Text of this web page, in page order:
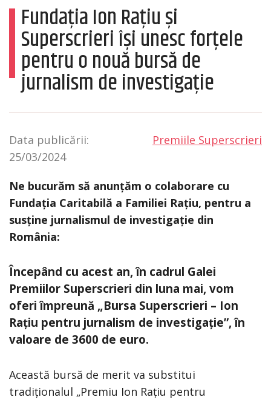
Fundația Ion Rațiu și
Superscrieri își unesc forțele
pentru o nouă bursă de
jurnalism de investigație
Data publicării:
25/03/2024
Premiile Superscrieri
Ne bucurăm să anunțăm o colaborare cu
Fundația Caritabilă a Familiei Rațiu, pentru a
susține jurnalismul de investigație din
România:
Începând cu acest an, în cadrul Galei
Premiilor Superscrieri din luna mai, vom
oferi împreună „Bursa Superscrieri – Ion
Rațiu pentru jurnalism de investigație”, în
valoare de 3600 de euro.
Această bursă de merit va substitui
tradiționalul „Premiu Ion Rațiu pentru